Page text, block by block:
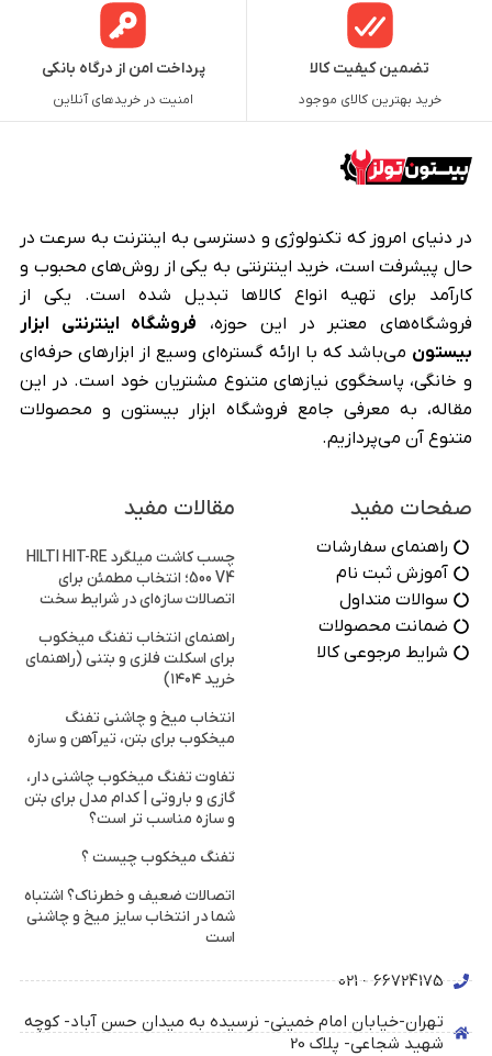
تضمین کیفیت کالا
خرید بهترین کالای موجود
پرداخت امن از درگاه بانکی
امنیت در خریدهای آنلاین
در دنیای امروز که تکنولوژی و دسترسی به اینترنت به سرعت در
حال پیشرفت است، خرید اینترنتی به یکی از روش‌های محبوب و
کارآمد برای تهیه انواع کالاها تبدیل شده است. یکی از
فروشگاه‌های معتبر در این حوزه، فروشگاه اینترنتی ابزار
بیستون می‌باشد که با ارائه گستره‌ای وسیع از ابزارهای حرفه‌ای
و خانگی، پاسخگوی نیازهای متنوع مشتریان خود است. در این
مقاله، به معرفی جامع فروشگاه ابزار بیستون و محصولات
متنوع آن می‌پردازیم.
صفحات مفید
راهنمای سفارشات
آموزش ثبت نام
سوالات متداول
ضمانت محصولات
شرایط مرجوعی کالا
مقالات مفید
چسب کاشت میلگرد HILTI HIT-RE
500 V4؛ انتخاب مطمئن برای
اتصالات سازه‌ای در شرایط سخت
راهنمای انتخاب تفنگ میخکوب
برای اسکلت فلزی و بتنی (راهنمای
خرید ۱۴۰۴)
انتخاب میخ و چاشنی تفنگ
میخکوب برای بتن، تیرآهن و سازه
تفاوت تفنگ میخکوب چاشنی دار،
گازی و باروتی | کدام مدل برای بتن
و سازه مناسب تر است؟
تفنگ میخکوب چیست ؟
اتصالات ضعیف و خطرناک؟ اشتباه
شما در انتخاب سایز میخ و چاشنی
است
66724175 - 021
تهران-خیابان امام خمینی- نرسیده به میدان حسن آباد- کوچه
شهید شجاعی- پلاک 20